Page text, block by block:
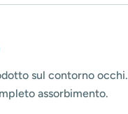
sul contorno occhi.
assorbimento.